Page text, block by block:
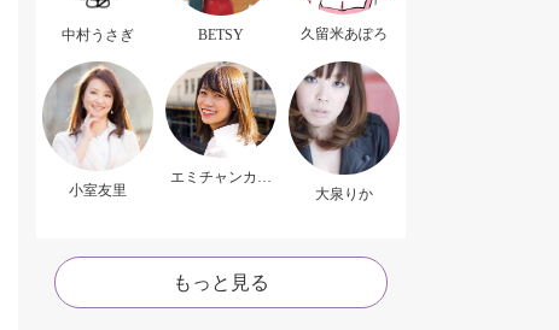
中村うさぎ BETSY 久留米あぽろ
小室友里
エミチャンカパ
大泉りか
もっと見る